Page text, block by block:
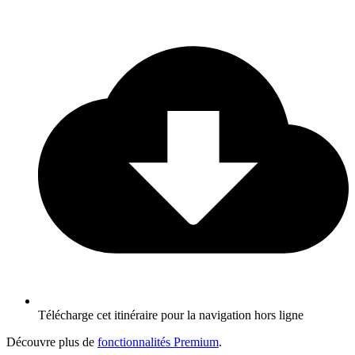
Télécharge cet itinéraire pour la navigation hors ligne
Découvre plus de fonctionnalités Premium.